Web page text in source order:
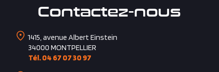
Contactez-nous
1415, avenue Albert Einstein
34000 MONTPELLIER
Tél. 04 67 07 30 97